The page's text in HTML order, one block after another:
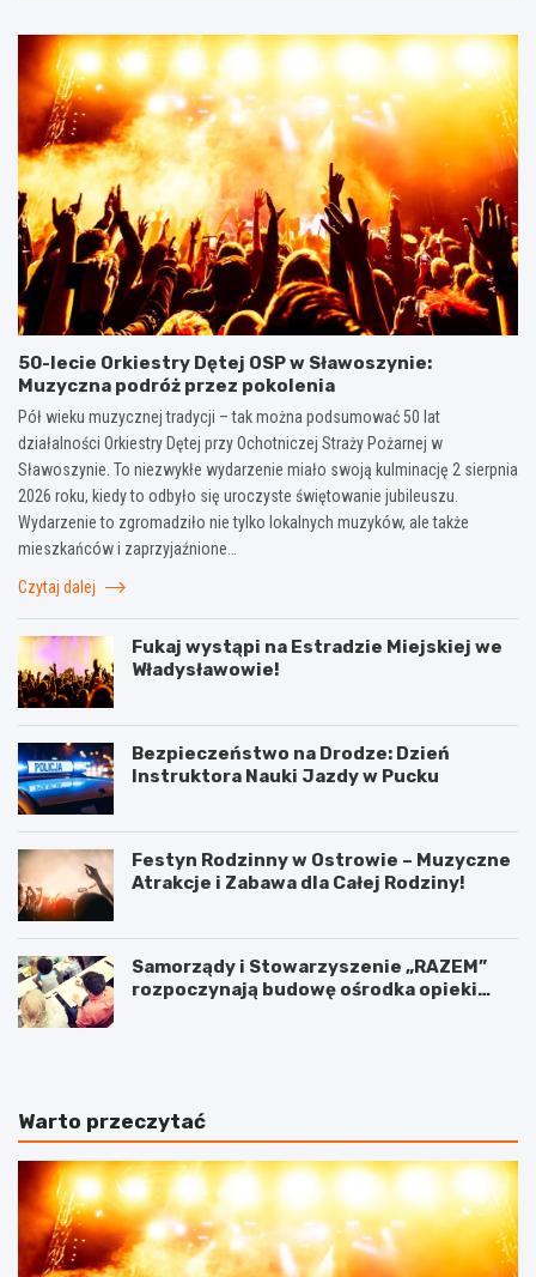
50-lecie Orkiestry Dętej OSP w Sławoszynie:
Muzyczna podróż przez pokolenia
Pół wieku muzycznej tradycji – tak można podsumować 50 lat
działalności Orkiestry Dętej przy Ochotniczej Straży Pożarnej w
Sławoszynie. To niezwykłe wydarzenie miało swoją kulminację 2 sierpnia
2026 roku, kiedy to odbyło się uroczyste świętowanie jubileuszu.
Wydarzenie to zgromadziło nie tylko lokalnych muzyków, ale także
mieszkańców i zaprzyjaźnione…
Czytaj dalej
Fukaj wystąpi na Estradzie Miejskiej we
Władysławowie!
Bezpieczeństwo na Drodze: Dzień
Instruktora Nauki Jazdy w Pucku
Festyn Rodzinny w Ostrowie – Muzyczne
Atrakcje i Zabawa dla Całej Rodziny!
Samorządy i Stowarzyszenie „RAZEM”
rozpoczynają budowę ośrodka opieki
Warto przeczytać